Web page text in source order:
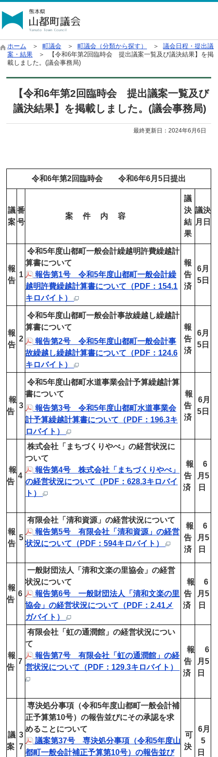
ホーム ＞ 町議会 ＞ 町議会（分類から探す） ＞ 議会日程・提出議
案・結果 ＞ 【令和6年第2回臨時会 提出議案一覧及び議決結果】を掲
載しました。(議会事務局)
【令和6年第2回臨時会 提出議案一覧及び
議決結果】を掲載しました。(議会事務局)
最終更新日：2024年6月6日
令和6年第2回臨時会 令和6年6月5日提出
議
案
番
号
案 件 内 容
議
決
結
果
議決
月日
報
告
1
令和5年度山都町一般会計繰越明許費繰越計
算書について
報告第1号 令和5年度山都町一般会計繰
越明許費繰越計算書について（PDF：154.1
キロバイト）
報
告
済
6月
5日
報
告
2
令和5年度山都町一般会計事故繰越し繰越計
算書について
報告第2号 令和5年度山都町一般会計事
故繰越し繰越計算書について（PDF：124.6
キロバイト）
報
告
済
6月
5日
報
告
3
令和5年度山都町水道事業会計予算繰越計算
書について
報告第3号 令和5年度山都町水道事業会
計予算繰越計算書について（PDF：196.3キ
ロバイト）
報
告
済
6月
5日
報
告
4
株式会社「まちづくりやべ」の経営状況に
ついて
報告第4号 株式会社「まちづくりやべ」
の経営状況について（PDF：628.3キロバイ
ト）
報
告
済
6
月5
日
報
告
5
有限会社「清和資源」の経営状況について
報告第5号 有限会社「清和資源」の経営
状況について（PDF：594キロバイト）
報
告
済
6
月5
日
報
告
6
一般財団法人「清和文楽の里協会」の経営
状況について
報告第6号 一般財団法人「清和文楽の里
協会」の経営状況について（PDF：2.41メ
ガバイト）
報
告
済
6
月5
日
報
告
7
有限会社「虹の通潤館」の経営状況につい
て
報告第7号 有限会社「虹の通潤館」の経
営状況について（PDF：129.3キロバイト）
報
告
済
6
月5
日
議
案
3
7
専決処分事項（令和5年度山都町一般会計補
正予算第10号）の報告並びにその承認を求
めることについて
議案第37号 専決処分事項（令和5年度山
都町一般会計補正予算第10号）の報告並び
可
決
6月
5
日